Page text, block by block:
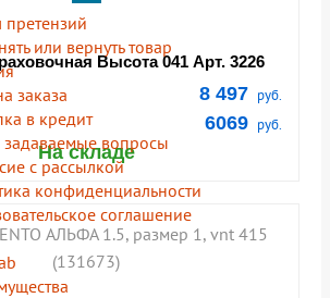
претензий
или вернуть товар
заказа
в кредит
задаваемые вопросы
с рассылкой
конфиденциальности
соглашение
Высота 041 Арт. 3226
8 497 руб.
6069 руб.
На складе